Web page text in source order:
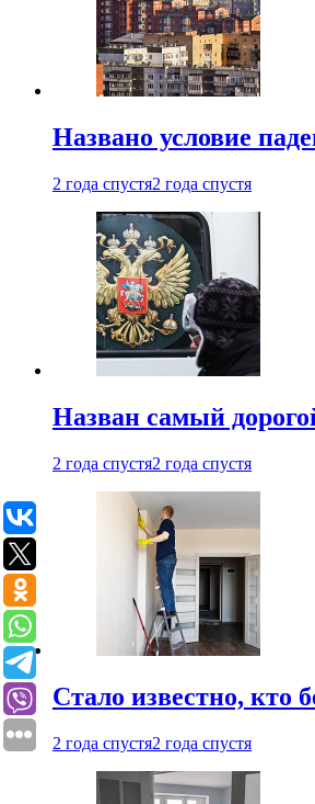
Названо условие
2 года спустя2 года спустя
Назван самый
2 года спустя2 года спустя
Стало известно, кто
2 года спустя2 года спустя